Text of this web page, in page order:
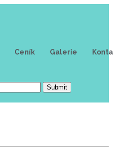
Ceník Galerie
Submit